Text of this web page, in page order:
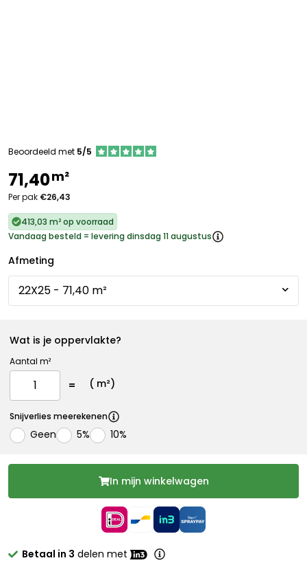
Beoordeeld met 5/5
71,40m²
Per pak €26,43
413,03 m² op voorraad
Vandaag besteld = levering dinsdag 11 augustus
Afmeting
Wat is je oppervlakte?
Aantal m²
( m²)
Snijverlies meerekenen
Geen 5% 10%
In mijn winkelwagen
Betaal in 3 delen met